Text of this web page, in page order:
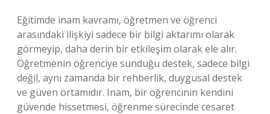
Eğitimde inam kavramı, öğretmen ve öğrenci
arasındaki ilişkiyi sadece bir bilgi aktarımı olarak
görmeyip, daha derin bir etkileşim olarak ele alır.
Öğretmenin öğrenciye sunduğu destek, sadece bilgi
değil, aynı zamanda bir rehberlik, duygusal destek
ve güven ortamıdır. Inam, bir öğrencinin kendini
güvende hissetmesi, öğrenme sürecinde cesaret